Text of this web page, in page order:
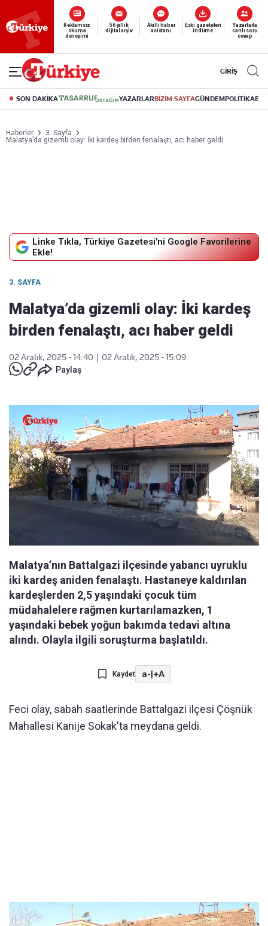
Yeni nesil dijital
abonelik 19 TL’den başlayan fiyatlarla.
GİRİŞ
SON DAKİKA YAZARLARBİZİM SAYFAGÜNDEMPOLİTİKA
Haberler
3. Sayfa
Malatya’da gizemli olay: İki kardeş birden fenalaştı, acı haber geldi
Linke Tıkla, Türkiye Gazetesi'ni Google Favorilerine
Ekle!
3. SAYFA
Malatya’da gizemli olay: İki kardeş
birden fenalaştı, acı haber geldi
02 Aralık, 2025 - 14:40
02 Aralık, 2025 - 15:09
Paylaş
Malatya’nın Battalgazi ilçesinde yabancı uyruklu
iki kardeş aniden fenalaştı. Hastaneye kaldırılan
kardeşlerden 2,5 yaşındaki çocuk tüm
müdahalelere rağmen kurtarılamazken, 1
yaşındaki bebek yoğun bakımda tedavi altına
alındı. Olayla ilgili soruşturma başlatıldı.
Kaydet a-|+A
Feci olay, sabah saatlerinde Battalgazi ilçesi Çöşnük
Mahallesi Kanije Sokak'ta meydana geldi.